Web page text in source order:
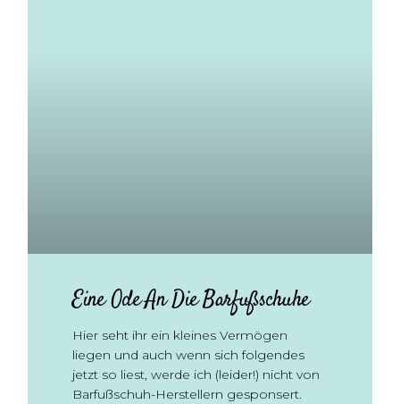
Eine Ode An Die Barfußschuhe
Hier seht ihr ein kleines Vermögen
liegen und auch wenn sich folgendes
jetzt so liest, werde ich (leider!) nicht von
Barfußschuh-Herstellern gesponsert.